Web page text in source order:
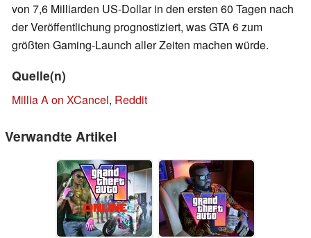
von 7,6 Milliarden US-Dollar in den ersten 60 Tagen nach
der Veröffentlichung prognostiziert, was GTA 6 zum
größten Gaming-Launch aller Zeiten machen würde.
Quelle(n)
Millia A on XCancel, Reddit
Verwandte Artikel